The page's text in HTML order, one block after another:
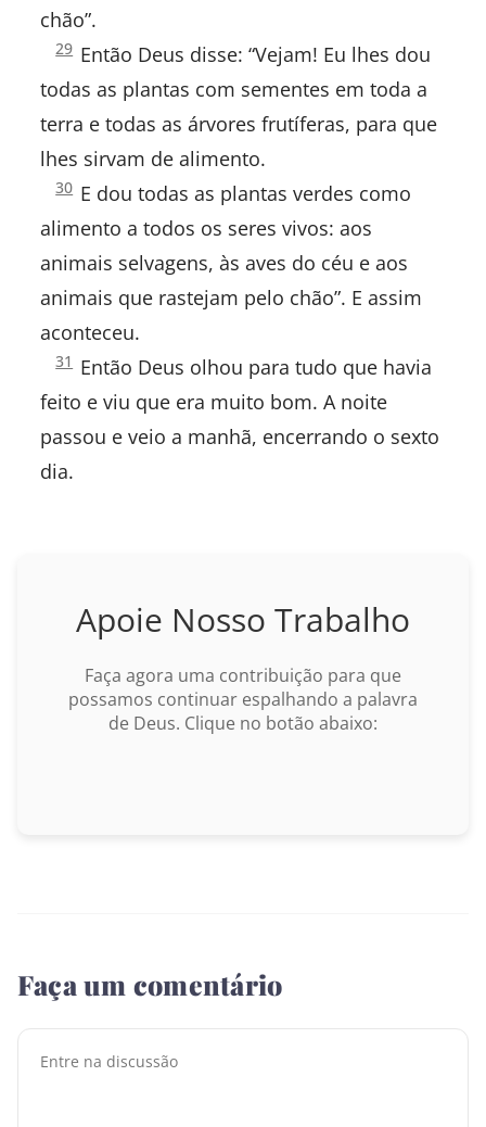
II Tessalonicenses
I Timóteo
Tito
Hebreus
Tiago
I Pedro
III João
Judas
Apocalipse
chão”.
Gênesis
1:
29 Então Deus disse: “Vejam! Eu lhes dou
todas as plantas com sementes em toda a
terra e todas as árvores frutíferas, para que
lhes sirvam de alimento.
Gênesis
1:
30 E dou todas as plantas verdes como
alimento a todos os seres vivos: aos
animais selvagens, às aves do céu e aos
animais que rastejam pelo chão”. E assim
aconteceu.
Gênesis
1:
31 Então Deus olhou para tudo que havia
feito e viu que era muito bom. A noite
passou e veio a manhã, encerrando o sexto
dia.
Apoie Nosso Trabalho
Faça agora uma contribuição para que
possamos continuar espalhando a palavra
de Deus. Clique no botão abaixo:
Faça um comentário